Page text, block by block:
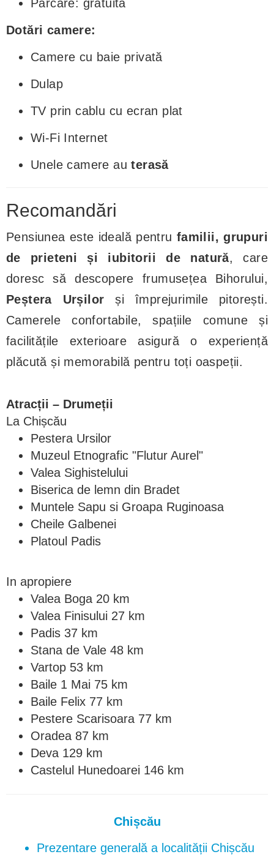
Parcare: gratuită
Dotări camere:
Camere cu baie privată
Dulap
TV prin cablu cu ecran plat
Wi-Fi Internet
Unele camere auterasă
Recomandări
Pensiunea este ideală pentru familii, grupuri
de prieteni și iubitorii de natură, care
doresc să descopere frumusețea Bihorului,
Peștera Urșilor și împrejurimile pitorești.
Camerele confortabile, spațiile comune și
facilitățile exterioare asigură o experiență
plăcută și memorabilă pentru toți oaspeții.
Atracții – Drumeții
La Chișcău
Pestera Ursilor
Muzeul Etnografic "Flutur Aurel"
Valea Sighistelului
Biserica de lemn din Bradet
Muntele Sapu si Groapa Ruginoasa
Cheile Galbenei
Platoul Padis
In apropiere
Valea Boga 20 km
Valea Finisului 27 km
Padis 37 km
Stana de Vale 48 km
Vartop 53 km
Baile 1 Mai 75 km
Baile Felix 77 km
Pestere Scarisoara 77 km
Oradea 87 km
Deva 129 km
Castelul Hunedoarei 146 km
Chișcău
Prezentare generală a localității Chișcău